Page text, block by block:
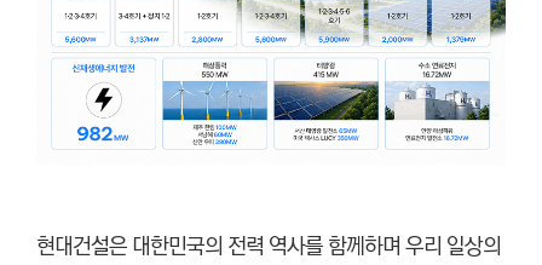
현대건설은 대한민국의 전력 역사를 함께하며 우리 일상의